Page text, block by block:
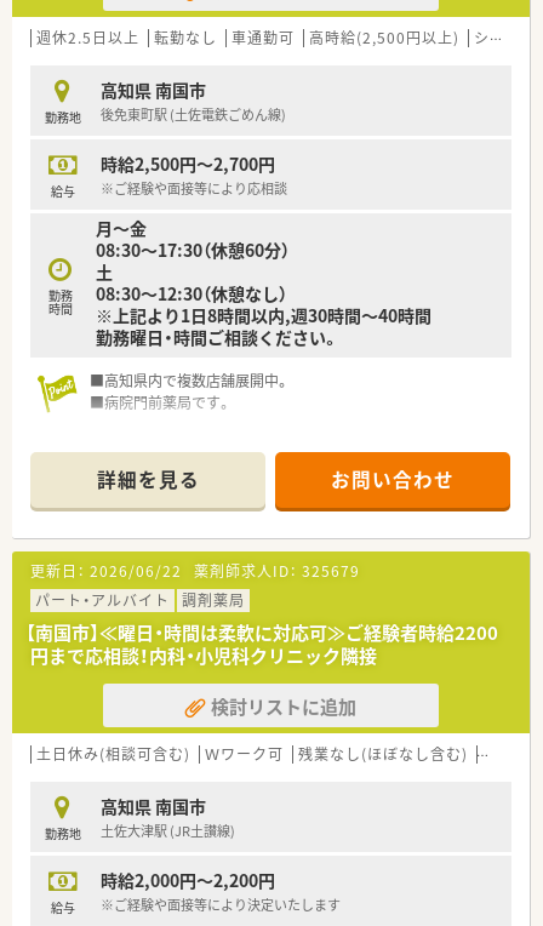
週休2.5日以上 転勤なし 車通勤可 高時給(2,500円以上) シフト制
勤務地
高知県 南国市
後免東町駅 (土佐電鉄ごめん線)
給与
時給2,500円～2,700円
※ご経験や面接等により応相談
勤務
時間
月～金
08:30～17:30（休憩60分）
土
08:30～12:30（休憩なし）
※上記より1日8時間以内,週30時間～40時間
勤務曜日・時間ご相談ください。
■高知県内で複数店舗展開中。
■病院門前薬局です。
詳細を見る お問い合わせ
更新日： 2026/06/22 薬剤師求人ID： 325679
パート・アルバイト
調剤薬局
【南国市】≪曜日・時間は柔軟に対応可≫ご経験者時給2200
円まで応相談！内科・小児科クリニック隣接
検討リストに追加
土日休み(相談可含む) Ｗワーク可 残業なし(ほぼなし含む) 転勤な
勤務地
高知県 南国市
土佐大津駅 (JR土讃線)
給与
時給2,000円～2,200円
※ご経験や面接等により決定いたします